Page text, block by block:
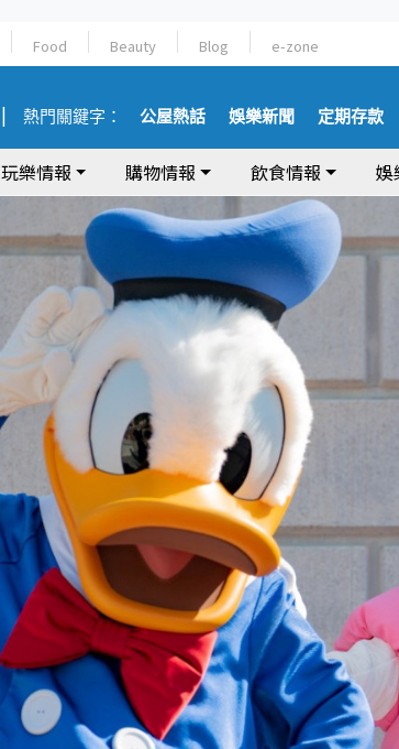
Food Beauty Blog e-zone
熱門關鍵字： 公屋熱話 娛樂新聞 定期存款
玩樂情報 購物情報 飲食情報 娛